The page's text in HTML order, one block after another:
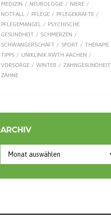
MEDIZIN
NEUROLOGIE
NIERE
NOTFALL
PFLEGE
PFLEGEKRÄFTE
PFLEGEMANGEL
PSYCHISCHE
GESUNDHEIT
SCHMERZEN
SCHWANGERSCHAFT
SPORT
THERAPIE
TIPPS
UNIKLINIK RWTH AACHEN
VORSORGE
WINTER
ZAHNGESUNDHEIT
ZÄHNE
ARCHIV